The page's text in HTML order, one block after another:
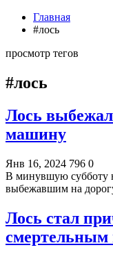
Главная
#лось
просмотр тегов
#лось
Лось
машину
Янв 16, 2024 796 0
В минувшую субботу
выбежавшим на
Лось стал
смертельным